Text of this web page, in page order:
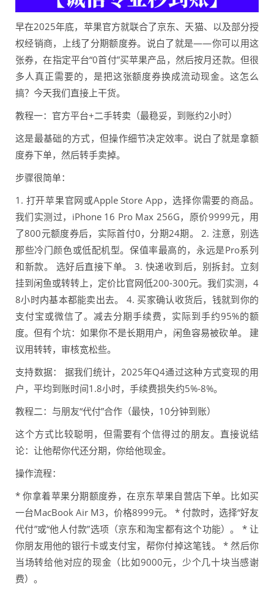
早在2025年底，苹果官方就联合了京东、天猫、以及部分授
权经销商，上线了分期额度券。说白了就是——你可以用这
张券，在指定平台“0首付”买苹果产品，然后按月还款。但很
多人真正需要的，是把这张额度券换成流动现金。这怎么
搞？今天我们直接上干货。
教程一：官方平台+二手转卖（最稳妥，到账约2小时）
这是最基础的方式，但操作细节决定效率。说白了就是拿额
度券下单，然后转手卖掉。
步骤很简单：
1. 打开苹果官网或Apple Store App，选择你需要的商品。
我们实测过，iPhone 16 Pro Max 256G，原价9999元，用
了800元额度券后，实际首付0，分期24期。 2. 注意，别选
那些冷门颜色或低配机型。保值率最高的，永远是Pro系列
和新款。 选好后直接下单。 3. 快递收到后，别拆封。立刻
挂到闲鱼或转转上，定价比官网低200-300元。我们实测，4
8小时内基本都能卖出去。 4. 买家确认收货后，钱就到你的
支付宝或微信了。减去分期手续费，实际到手约95%的额
度。但有个坑：如果你不是长期用户，闲鱼容易被砍单。 建
议用转转，审核宽松些。
支持数据： 据我们统计，2025年Q4通过这种方式变现的用
户，平均到账时间1.8小时，手续费损失约5%-8%。
教程二：与朋友“代付”合作（最快，10分钟到账）
这个方式比较聪明，但需要有个信得过的朋友。直接说结
论：让他帮你代还分期，你给他现金。
操作流程：
* 你拿着苹果分期额度券，在京东苹果自营店下单。比如买
一台MacBook Air M3，价格8999元。 * 付款时，选择“好友
代付”或“他人付款”选项（京东和淘宝都有这个功能）。 * 让
你朋友用他的银行卡或支付宝，帮你付掉这笔钱。 * 然后你
当场转给他对应的现金（比如9000元，少个几十块当感谢
费）。